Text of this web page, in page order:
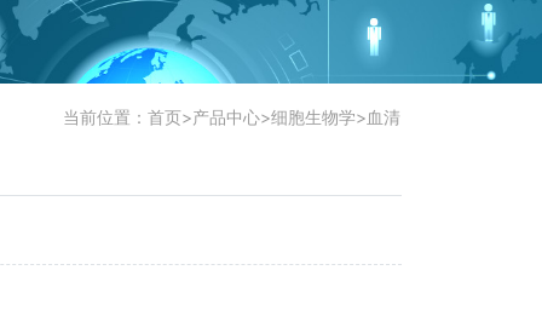
当前位置： 首页>产品中心>细胞生物学>血清